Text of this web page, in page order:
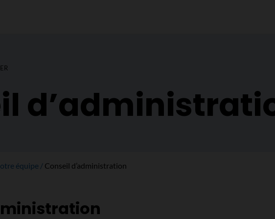
équipe Conseil d’administration